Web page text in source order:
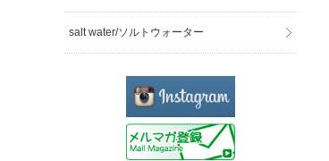
salt water/ソルトウォーター